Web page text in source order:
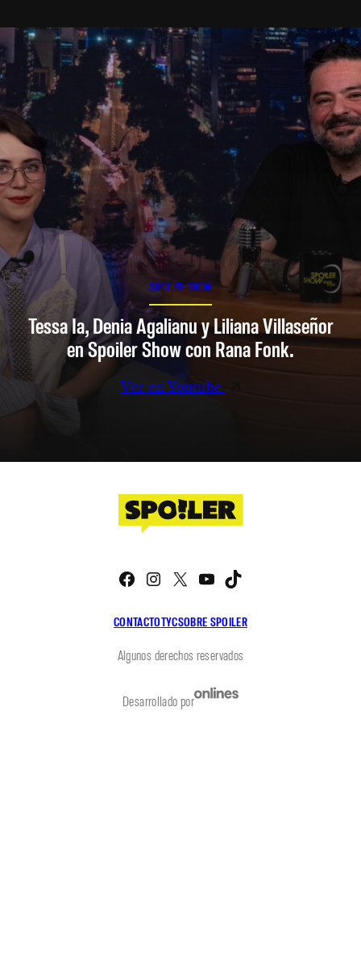
SPOILER SHOW
Tessa Ia, Denia Agalianu y Liliana Villaseñor
en Spoiler Show con Rana Fonk.
Ver en Youtube
CONTACTOTYCSOBRE SPOILER
Facebook
Instagram
X YouTube
Algunos derechos reservados
Desarrollado por